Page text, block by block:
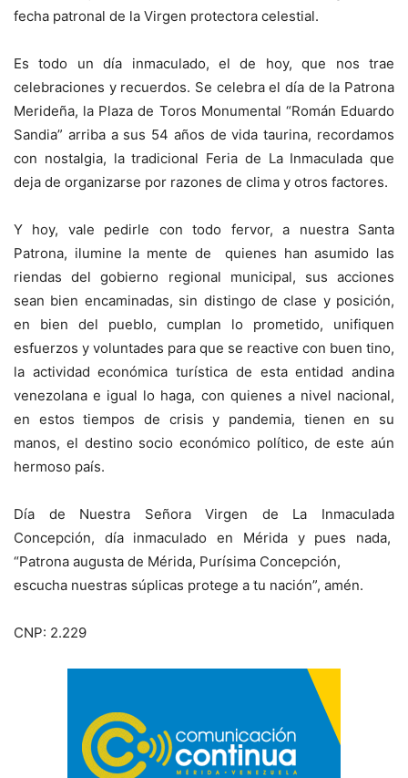
fecha patronal de la Virgen protectora celestial.
Es todo un día inmaculado, el de hoy, que nos trae
celebraciones y recuerdos. Se celebra el día de la Patrona
Merideña, la Plaza de Toros Monumental “Román Eduardo
Sandia” arriba a sus 54 años de vida taurina, recordamos
con nostalgia, la tradicional Feria de La Inmaculada que
deja de organizarse por razones de clima y otros factores.
Y hoy, vale pedirle con todo fervor, a nuestra Santa
Patrona, ilumine la mente de quienes han asumido las
riendas del gobierno regional municipal, sus acciones
sean bien encaminadas, sin distingo de clase y posición,
en bien del pueblo, cumplan lo prometido, unifiquen
esfuerzos y voluntades para que se reactive con buen tino,
la actividad económica turística de esta entidad andina
venezolana e igual lo haga, con quienes a nivel nacional,
en estos tiempos de crisis y pandemia, tienen en su
manos, el destino socio económico político, de este aún
hermoso país.
Día de Nuestra Señora Virgen de La Inmaculada
Concepción, día inmaculado en Mérida y pues nada,
“Patrona augusta de Mérida, Purísima Concepción,
escucha nuestras súplicas protege a tu nación”, amén.
CNP: 2.229